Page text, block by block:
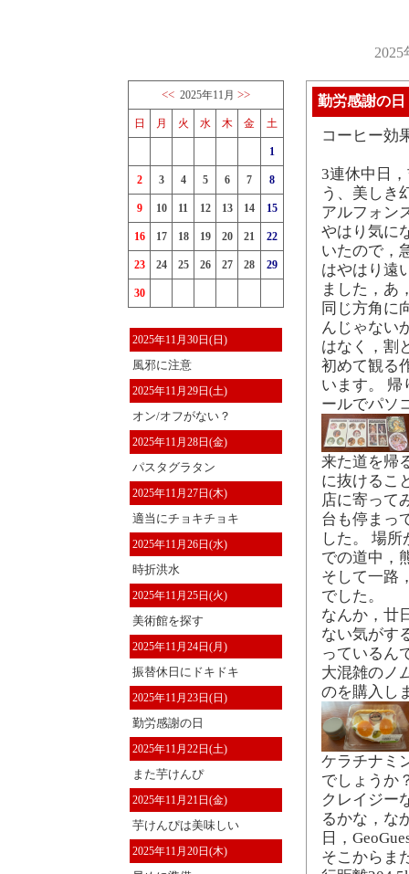
<< 2025年11月 >>
日 月 火 水 木 金 土
1
2 3 4 5 6 7 8
9 10 11 12 13 14 15
16 17 18 19 20 21 22
23 24 25 26 27 28 29
30
2025年11月30日(日)
風邪に注意
2025年11月29日(土)
オン/オフがない？
2025年11月28日(金)
パスタグラタン
2025年11月27日(木)
適当にチョキチョキ
2025年11月26日(水)
時折洪水
2025年11月25日(火)
美術館を探す
2025年11月24日(月)
振替休日にドキドキ
2025年11月23日(日)
勤労感謝の日
2025年11月22日(土)
また芋けんぴ
2025年11月21日(金)
芋けんぴは美味しい
2025年11月20日(木)
勤労感謝の日
コーヒー効
3連休中日
う、美しき
アルフォン
やはり気に
いたので，
はやはり遠
ました，あ
同じ方角に
んじゃない
はなく，割
初めて観る
います。 帰
ールでパソ
来た道を帰
に抜けるこ
店に寄って
台も停まっ
した。 場
での道中，
そして一路
でした。
なんか，廿
ない気がす
っているん
大混雑のノ
のを購入し
ケラチナミ
でしょうか
クレイジー
るかな，な
日，
そこからま